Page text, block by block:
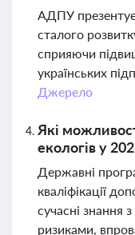
АДПУ
сталого
сприяючи
українських
Джерело
Які
екологів у
Державні
кваліфікації
сучасні знання
ризиками,